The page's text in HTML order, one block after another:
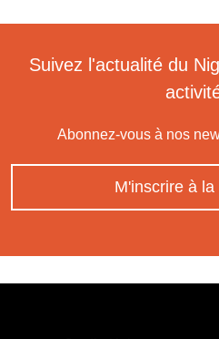
Suivez l'actualité du
Abonnez-vous à nos
M'inscrire à